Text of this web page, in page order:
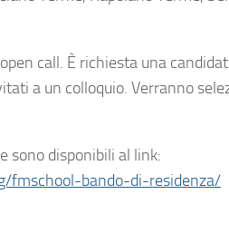
call. È richiesta una
a un colloquio. Verranno
sono disponibili al link:
fmschool-bando-di-residenza/